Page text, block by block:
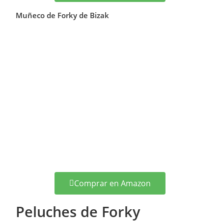
Muñeco de Forky de Bizak
Comprar en Amazon
Peluches de Forky